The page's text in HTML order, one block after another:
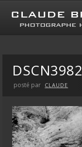
DSCN3982
posté par CLAUDE